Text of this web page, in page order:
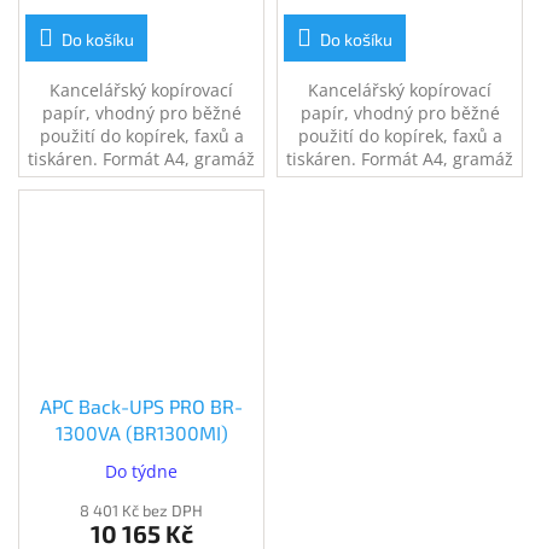
Do košíku
Kancelářský kopírovací
papír, vhodný pro běžné
použití do kopírek, faxů a
tiskáren. Formát A4, gramáž
80g, balení 500 listů.
Do košíku
Kancelářský kopírovací
papír, vhodný pro běžné
použití do kopírek, faxů a
tiskáren. Formát A4, gramáž
80g, balení 500 listů.
APC Back-UPS PRO BR-
1300VA (BR1300MI)
Do týdne
8 401 Kč bez DPH
10 165 Kč